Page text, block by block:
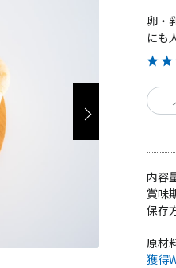
卵・
にも
内容
賞味
保存
獲得
原材